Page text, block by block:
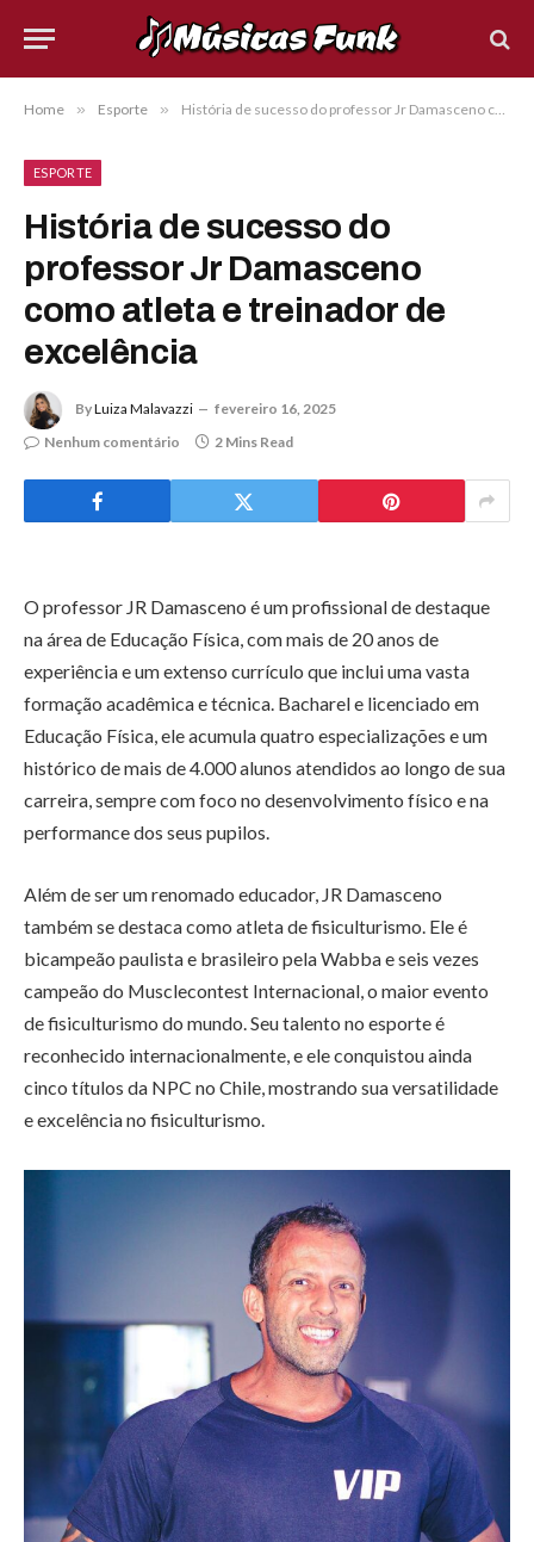
Home » Esporte » História de sucesso do professor Jr Damasceno como atleta e treinador de excelência
ESPORTE
História de sucesso do
professor Jr Damasceno
como atleta e treinador de
excelência
ByLuiza Malavazzi
fevereiro 16, 2025
Nenhum comentário
2 Mins Read
O professor JR Damasceno é um profissional de destaque
na área de Educação Física, com mais de 20 anos de
experiência e um extenso currículo que inclui uma vasta
formação acadêmica e técnica. Bacharel e licenciado em
Educação Física, ele acumula quatro especializações e um
histórico de mais de 4.000 alunos atendidos ao longo de sua
carreira, sempre com foco no desenvolvimento físico e na
performance dos seus pupilos.
Além de ser um renomado educador, JR Damasceno
também se destaca como atleta de fisiculturismo. Ele é
bicampeão paulista e brasileiro pela Wabba e seis vezes
campeão do Musclecontest Internacional, o maior evento
de fisiculturismo do mundo. Seu talento no esporte é
reconhecido internacionalmente, e ele conquistou ainda
cinco títulos da NPC no Chile, mostrando sua versatilidade
e excelência no fisiculturismo.